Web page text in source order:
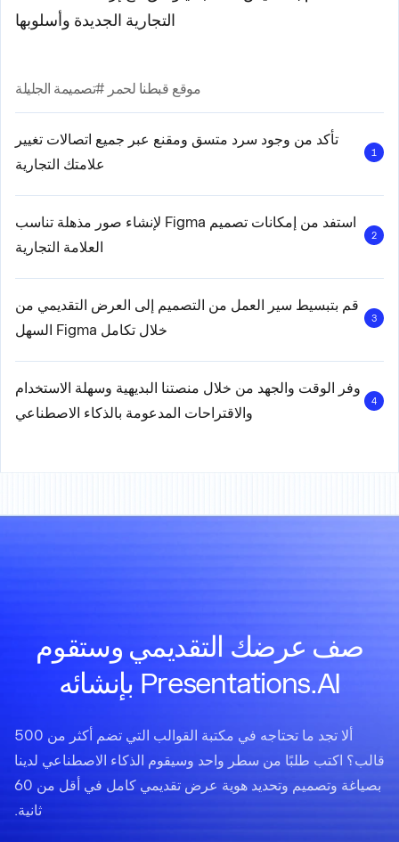
التجارية الجديدة وأسلوبها
موقع قبطنا لحمر #تصميمة الجليلة
1
تأكد من وجود سرد متسق ومقنع عبر جميع اتصالات تغيير
علامتك التجارية
2
استفد من إمكانات تصميم Figma لإنشاء صور مذهلة تناسب
العلامة التجارية
3
قم بتبسيط سير العمل من التصميم إلى العرض التقديمي من
خلال تكامل Figma السهل
4
وفر الوقت والجهد من خلال منصتنا البديهية وسهلة الاستخدام
والاقتراحات المدعومة بالذكاء الاصطناعي
صف عرضك التقديمي وستقوم
Presentations.AI بإنشائه
ألا تجد ما تحتاجه في مكتبة القوالب التي تضم أكثر من 500
قالب؟ اكتب طلبًا من سطر واحد وسيقوم الذكاء الاصطناعي لدينا
بصياغة وتصميم وتحديد هوية عرض تقديمي كامل في أقل من 60
ثانية.